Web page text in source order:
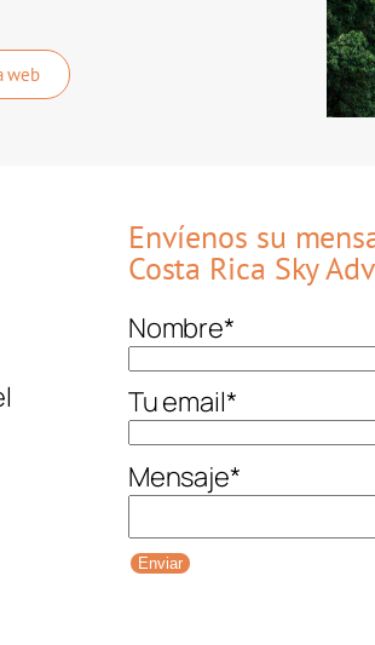
web
Envíenos su
Costa Rica Sky
Nombre*
Tu email*
Mensaje*
Enviar